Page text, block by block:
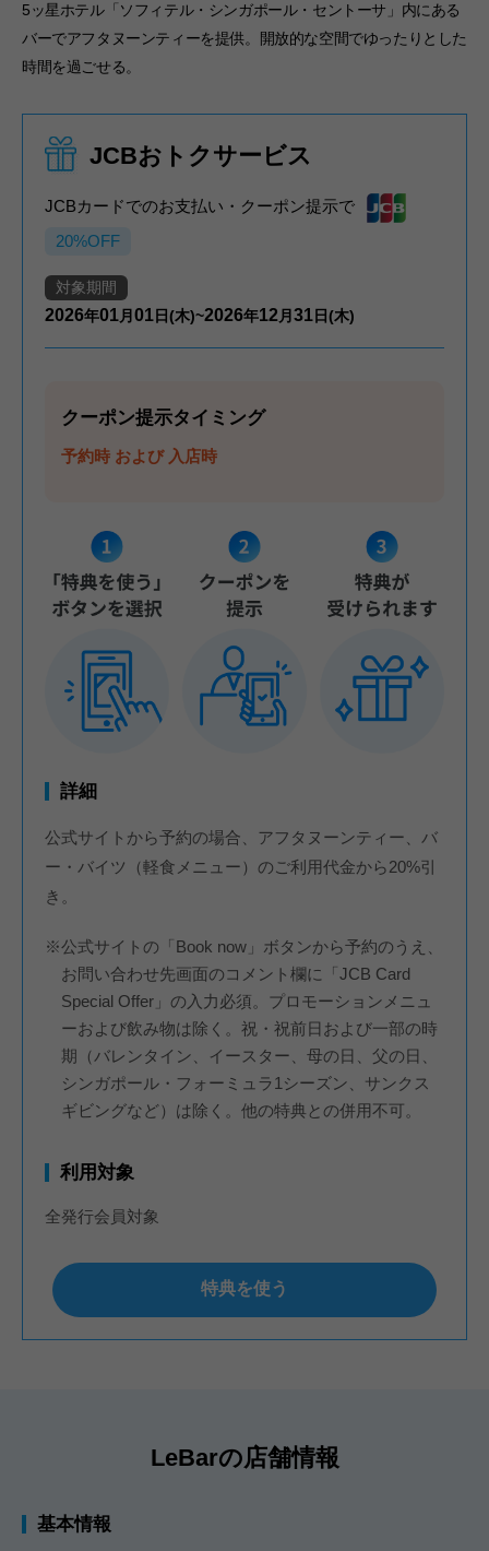
5ッ星ホテル「ソフィテル・シンガポール・セントーサ」内にある
バーでアフタヌーンティーを提供。開放的な空間でゆったりとした
時間を過ごせる。
JCBおトクサービス
JCBカードでのお支払い・クーポン提示で
20%OFF
対象期間
2026年01月 01 日(木)~2026年12 月 31 日(木)
クーポン提示タイミング
予約時 および 入店時
詳細
公式サイトから予約の場合、アフタヌーンティー、バ
ー・バイツ（軽食メニュー）のご利用代金から20%引
き。
※公式サイトの「Book now」ボタンから予約のうえ、
お問い合わせ先画面のコメント欄に「JCB Card
Special Offer」の入力必須。プロモーションメニュ
ーおよび飲み物は除く。祝・祝前日および一部の時
期（バレンタイン、イースター、母の日、父の日、
シンガポール・フォーミュラ1シーズン、サンクス
ギビングなど）は除く。他の特典との併用不可。
利用対象
全発行会員対象
特典を使う
LeBarの店舗情報
基本情報